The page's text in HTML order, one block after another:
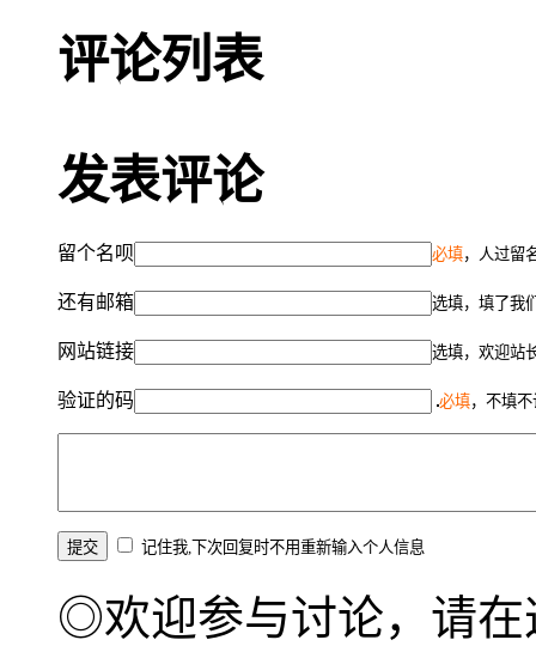
评论列表
发表评论
留个名呗 必填，人过留
还有邮箱 选填，填了我
网站链接 选填，欢迎站
验证的码 必填，不填
记住我,下次回复时不用重新输入个人信息
◎欢迎参与讨论，请在